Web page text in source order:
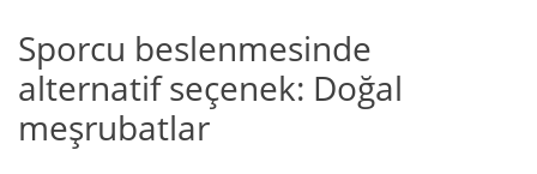
Sporcu beslenmesinde
alternatif seçenek: Doğal
meşrubatlar